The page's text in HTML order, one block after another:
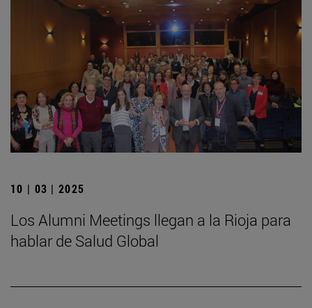
10 | 03 | 2025
Los Alumni Meetings llegan a la Rioja para
hablar de Salud Global